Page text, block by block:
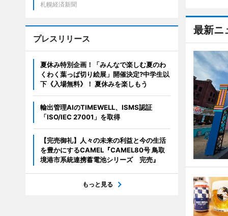
最新ニ
札幌経済新聞
プレスリリース
夏休み特別企画！「みんなで楽しむ夏のわ
くわく葉っぱ切り絵展」開催決定?中学生以
下《入場無料》！ 夏休みを楽しもう
輸出管理AIのTIMEWELL、ISMS認証
「ISO/IEC 27001」を取得
【完売御礼】人々の未来の利益と今の生活
を豊かにするCAMEL『CAMEL80号 鳥取
境港市系統連携蓄電池シリーズ 完売』
もっと見る